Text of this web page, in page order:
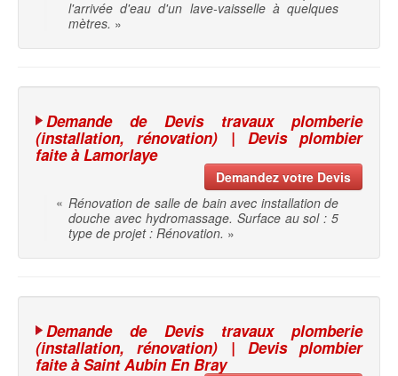
l'arrivée d'eau d'un lave-vaisselle à quelques
mètres. »
Demande de Devis travaux plomberie
(installation, rénovation) | Devis plombier
faite à Lamorlaye
Demandez votre Devis
« Rénovation de salle de bain avec installation de
douche avec hydromassage. Surface au sol : 5
type de projet : Rénovation. »
Demande de Devis travaux plomberie
(installation, rénovation) | Devis plombier
faite à Saint Aubin En Bray